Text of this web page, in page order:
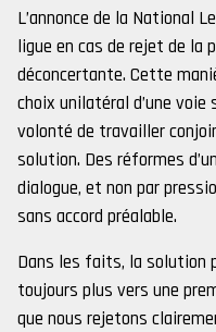
L’annonce de la National
ligue en cas de rejet de
déconcertante. Cette
choix unilatéral d’une
volonté de travailler
solution. Des réformes
dialogue, et non par
sans accord préalable.
Dans les faits, la solution
toujours plus vers une
que nous rejetons